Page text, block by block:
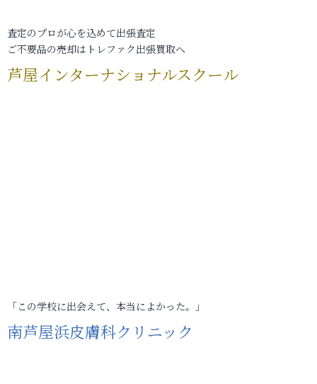
査定のプロが心を込めて出張査定
ご不要品の売却はトレファク出張買取へ
芦屋インターナショナルスクール
「この学校に出会えて、本当によかった。」
南芦屋浜皮膚科クリニック